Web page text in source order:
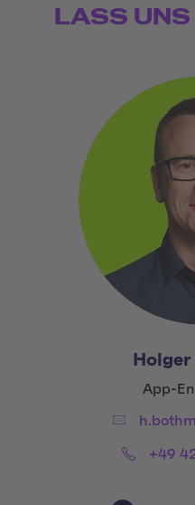
LASS
Title:
App-
Email:
Phone:+49
Social Media